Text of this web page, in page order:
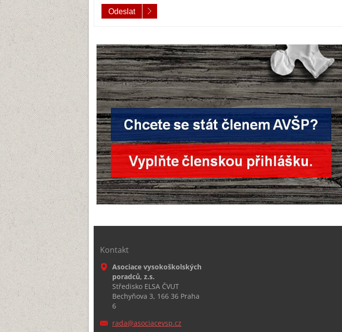
Odeslat
Kontakt
Asociace vysokoškolských
poradců, z.s.
Středisko ELSA ČVUT
Bechyňova 3, 166 36 Praha
6
rada@asociacevsp.cz